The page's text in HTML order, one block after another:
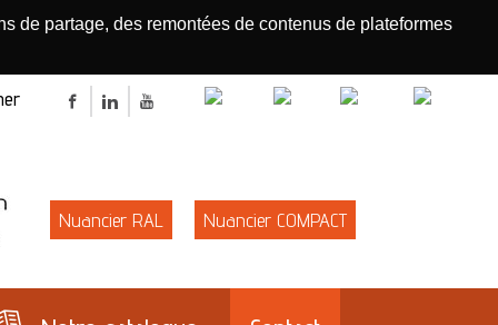
de partage, des remontées de contenus de plateformes
Rechercher
FacebookLinkedIn
Nuancier RAL Nuancier COMPACT